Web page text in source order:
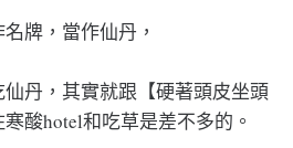
牌，當作仙丹，
丹，其實就跟【硬著頭皮坐頭
酸hotel和吃草是差不多的。